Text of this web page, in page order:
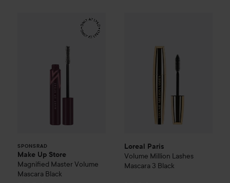
SPONSRAD
Make Up Store
Magnified Master Volume
Mascara Black
Make Up Store
Loreal Paris
Volume Million Lashes
Mascara 3 Black